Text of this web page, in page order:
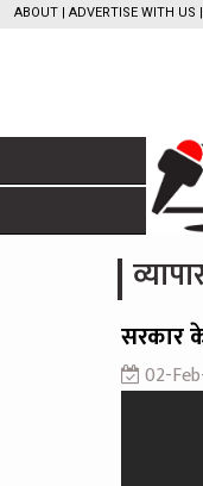
ABOUT | ADVERTISE WITH US |
सरकार
02-